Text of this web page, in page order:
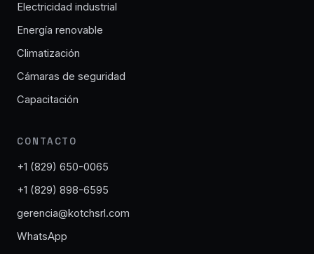
Electricidad industrial
Energía renovable
Climatización
Cámaras de seguridad
Capacitación
CONTACTO
+1 (829) 650-0065
+1 (829) 898-6595
gerencia@kotchsrl.com
WhatsApp